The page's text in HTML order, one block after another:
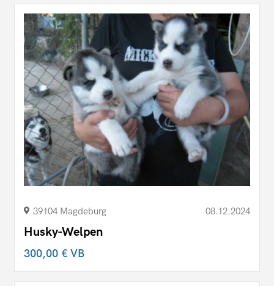
39104 Magdeburg 08.12.2024
Husky-Welpen
300,00 €VB